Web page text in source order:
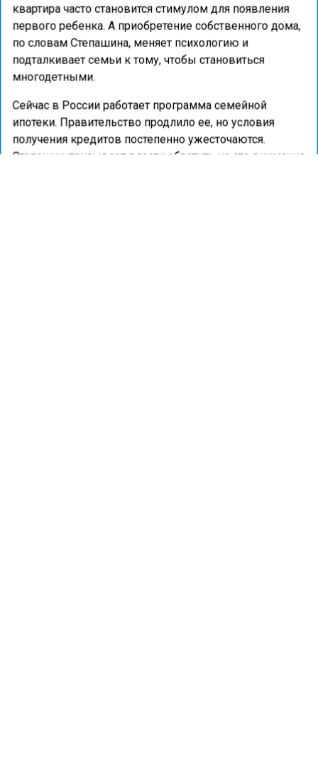
квартира часто становится стимулом для появления
первого ребенка. А приобретение собственного дома,
по словам Степашина, меняет психологию и
подталкивает семьи к тому, чтобы становиться
многодетными.
Сейчас в России работает программа семейной
ипотеки. Правительство продлило ее, но условия
получения кредитов постепенно ужесточаются.
Степашин призывает власти обратить на это внимание